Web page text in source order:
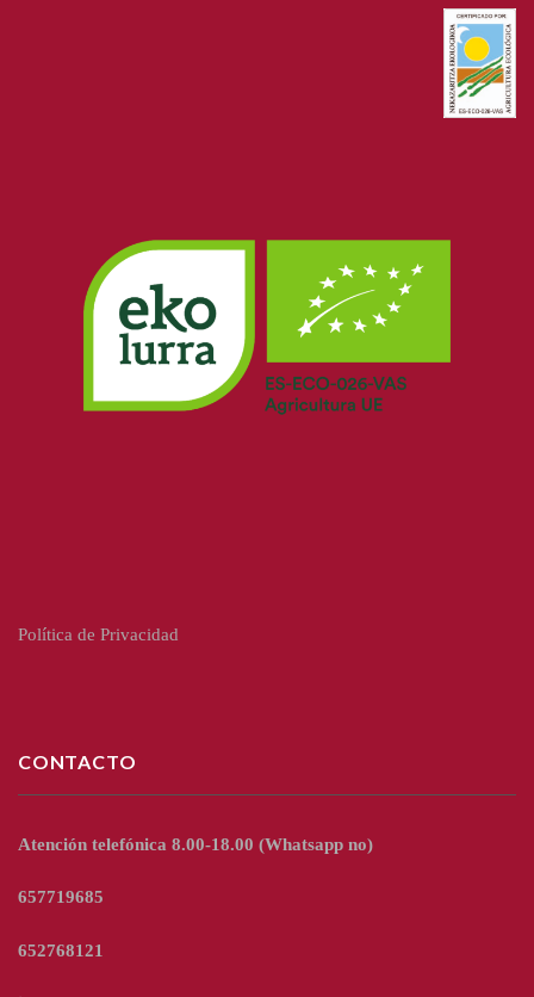
Política de Privacidad
CONTACTO
Atención telefónica 8.00-18.00 (Whatsapp no)
657719685
652768121